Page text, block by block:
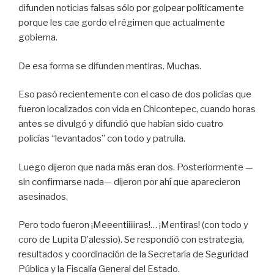
difunden noticias falsas sólo por golpear políticamente
porque les cae gordo el régimen que actualmente
gobierna.
De esa forma se difunden mentiras. Muchas.
Eso pasó recientemente con el caso de dos policías que
fueron localizados con vida en Chicontepec, cuando horas
antes se divulgó y difundió que habían sido cuatro
policías “levantados” con todo y patrulla.
Luego dijeron que nada más eran dos. Posteriormente —
sin confirmarse nada— dijeron por ahí que aparecieron
asesinados.
Pero todo fueron ¡Meeentiiiiiras!… ¡Mentiras! (con todo y
coro de Lupita D’alessio). Se respondió con estrategia,
resultados y coordinación de la Secretaría de Seguridad
Pública y la Fiscalía General del Estado.